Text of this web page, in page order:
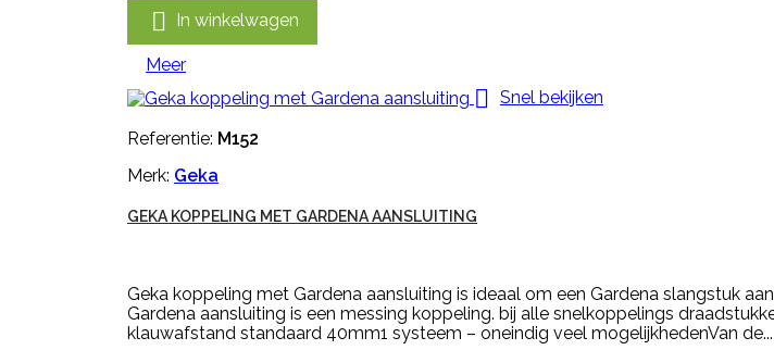
 In winkelwagen
Meer
 Snel bekijken
Referentie: M152
Merk: Geka
GEKA KOPPELING MET GARDENA AANSLUITING
Geka koppeling met Gardena aansluiting is ideaal om een Gardena slangstuk
Gardena aansluiting is een messing koppeling. bij alle snelkoppelings
klauwafstand standaard 40mm1 systeem – oneindig veel mogelijkhedenVan de...